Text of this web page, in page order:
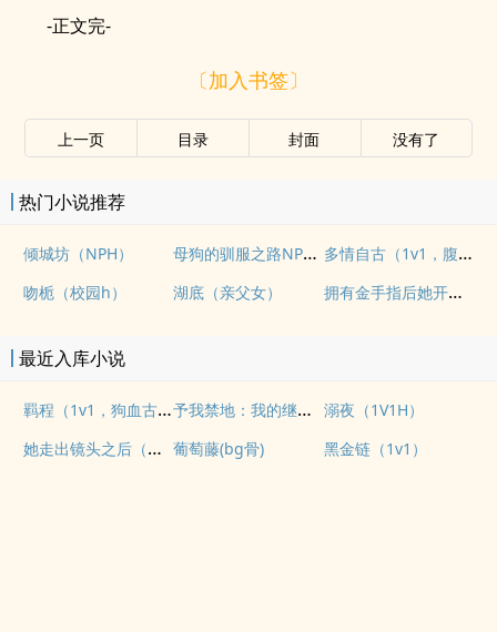
-正文完-
〔加入书签〕
上一页 目录 封面 没有了
热门小说推荐
倾城坊（NPH） 母狗的驯服之路NP（强制爱） 多情自古（1v1，腹黑内侍咸鱼皇后）
吻栀（校园h） 湖底（亲父女） 拥有金手指后她开始为所欲为（nph）
最近入库小说
羁程（1v1，狗血古早） 予我禁地：我的继子不对劲 溺夜（1V1H）
她走出镜头之后（纯爱 1v1 葡萄藤(bg骨) 黑金链（1v1）